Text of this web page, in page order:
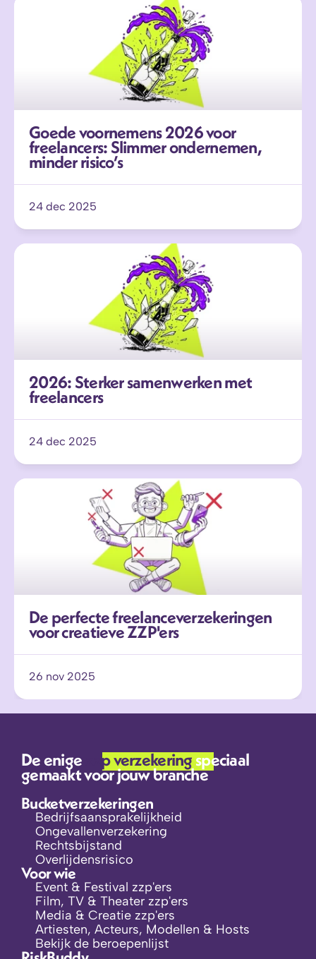
Goede voornemens 2026 voor
freelancers: Slimmer ondernemen,
minder risico’s
24 dec 2025
2026: Sterker samenwerken met
freelancers
24 dec 2025
De perfecte freelanceverzekeringen
voor creatieve ZZP'ers
26 nov 2025
De enige zzp verzekering speciaal
gemaakt voor jouw branche
Bucketverzekeringen
Bedrijfsaansprakelijkheid
Ongevallenverzekering
Rechtsbijstand
Overlijdensrisico
Voor wie
Event & Festival zzp'ers
Film, TV & Theater zzp'ers
Media & Creatie zzp'ers
Artiesten, Acteurs, Modellen & Hosts
Bekijk de beroepenlijst